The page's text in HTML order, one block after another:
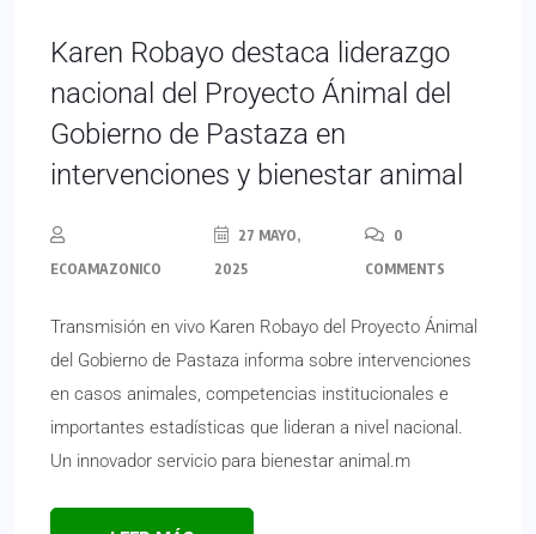
Karen Robayo destaca liderazgo
nacional del Proyecto Ánimal del
Gobierno de Pastaza en
intervenciones y bienestar animal
ECOAMAZONICO
27 MAYO,
2025
0
COMMENTS
Transmisión en vivo Karen Robayo del Proyecto Ánimal
del Gobierno de Pastaza informa sobre intervenciones
en casos animales, competencias institucionales e
importantes estadísticas que lideran a nivel nacional.
Un innovador servicio para bienestar animal.m